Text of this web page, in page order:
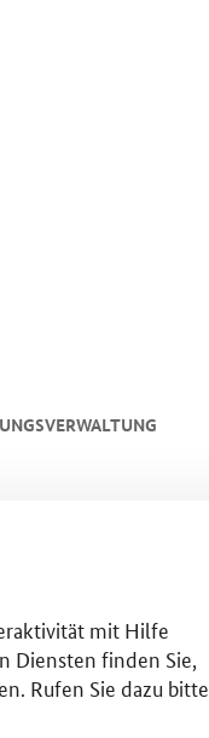
mit Hilfe
Diensten finden Sie,
Rufen Sie dazu bitte